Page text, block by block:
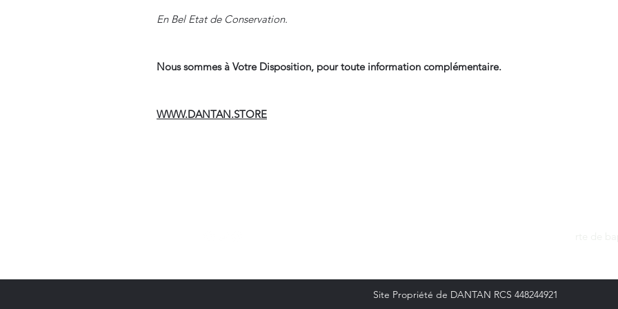
En Bel Etat de Conservation.
Nous sommes à Votre Disposition, pour toute information complémentaire.
WWW.DANTAN.STORE
Site Propriété de DANTAN RCS 448244921